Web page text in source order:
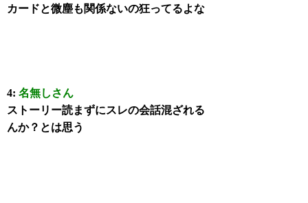
カードと微塵も関係ないの狂ってるよな
4:名無しさん
ストーリー読まずにスレの会話混ざれる
んか？とは思う